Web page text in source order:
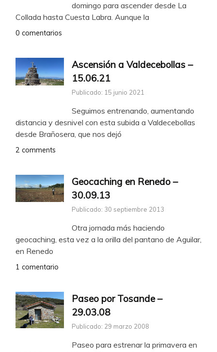
domingo para ascender desde La
Collada hasta Cuesta Labra. Aunque la
0 comentarios
Ascensión a Valdecebollas –
15.06.21
Publicado: 15 junio 2021
Seguimos entrenando, aumentando
distancia y desnivel con esta subida a Valdecebollas
desde Brañosera, que nos dejó
2 comments
Geocaching en Renedo –
30.09.13
Publicado: 30 septiembre 2013
Otra jornada más haciendo
geocaching, esta vez a la orilla del pantano de Aguilar,
en Renedo
1 comentario
Paseo por Tosande –
29.03.08
Publicado: 29 marzo 2008
Paseo para estrenar la primavera en